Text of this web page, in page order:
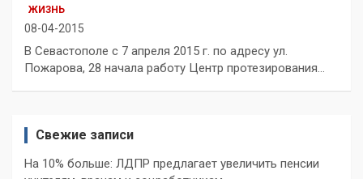
ЖИЗНЬ
08-04-2015
В Севастополе с 7 апреля 2015 г. по адресу ул.
Пожарова, 28 начала работу Центр протезирования…
Свежие записи
На 10% больше: ЛДПР предлагает увеличить пенсии